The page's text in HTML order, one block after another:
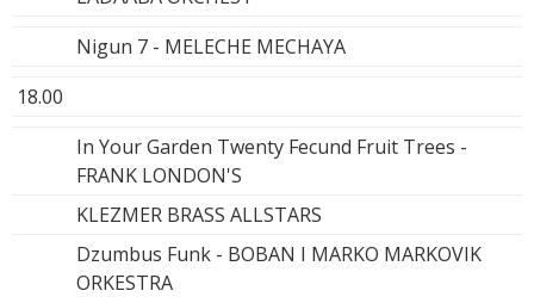
Nigun 7 - MELECHE MECHAYA
18.00
In Your Garden Twenty Fecund Fruit Trees -
FRANK LONDON'S
KLEZMER BRASS ALLSTARS
Dzumbus Funk - BOBAN I MARKO MARKOVIK
ORKESTRA